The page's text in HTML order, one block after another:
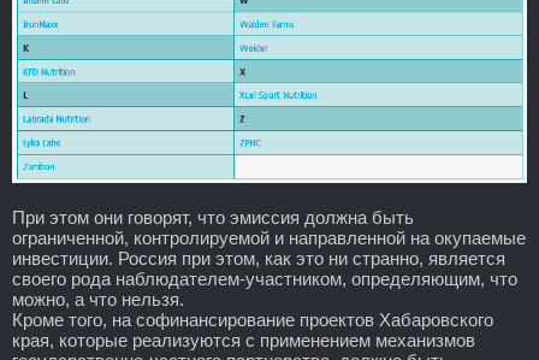
При этом они говорят, что эмиссия должна быть
ограниченной, контролируемой и направленной на окупаемые
инвестиции. Россия при этом, как это ни странно, является
своего рода наблюдателем-участником, определяющим, что
можно, а что нельзя.
Кроме того, на софинансирование проектов Хабаровского
края, которые реализуются с применением механизмов